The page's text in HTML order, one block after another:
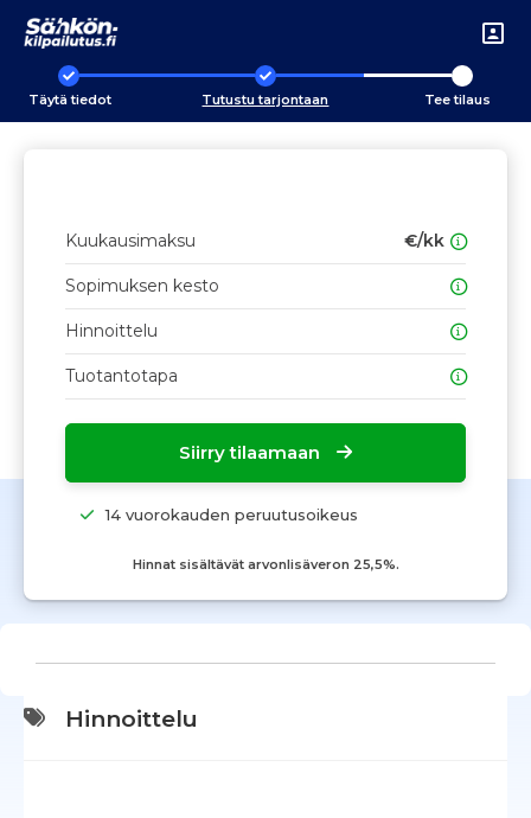
Täytä tiedot Tutustu tarjontaan Tee tilaus
Kuukausimaksu €/kk
Sopimuksen kesto
Hinnoittelu
Tuotantotapa
Siirry tilaamaan
14 vuorokauden peruutusoikeus
Hinnat sisältävät arvonlisäveron 25,5%.
Hinnoittelu